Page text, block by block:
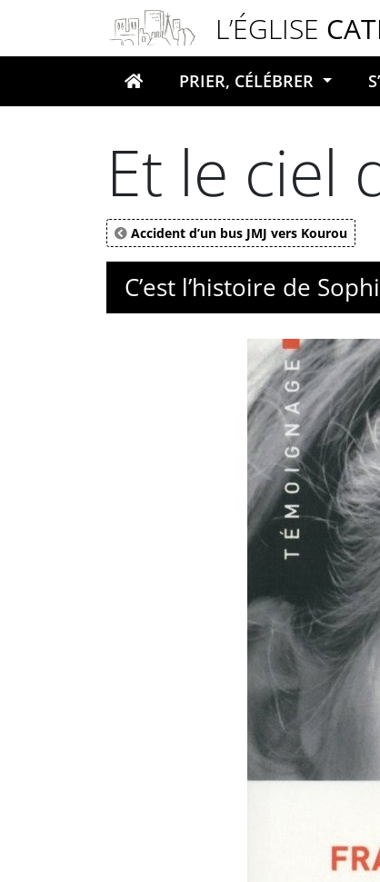
L’ÉGLISE
Votre recherche
PRIER, CÉLÉBRER
Et le ciel
Accident d’un bus JMJ vers Kourou
C’est l’histoire de
Panneau de gestion des cookies